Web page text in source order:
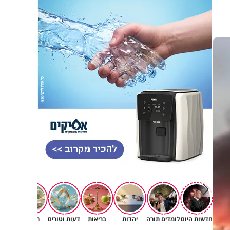
חדשות היוםלומדים תורה יהדות בריאות דעות וטורים תרבות